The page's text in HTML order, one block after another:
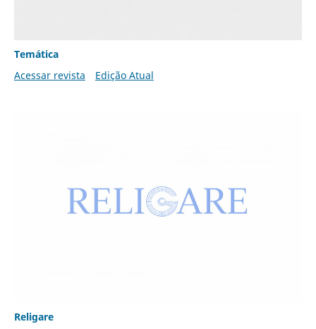
Temática
Acessar revista
Edição Atual
Religare